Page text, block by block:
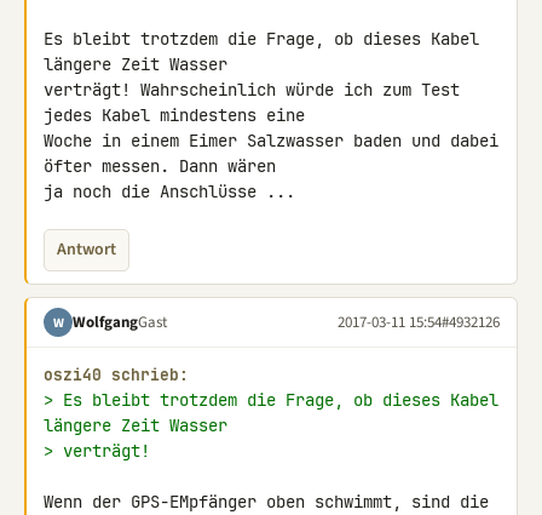
Es bleibt trotzdem die Frage, ob dieses Kabel
längere Zeit Wasser
verträgt! Wahrscheinlich würde ich zum Test
jedes Kabel mindestens eine
Woche in einem Eimer Salzwasser baden und dabei
öfter messen. Dann wären
ja noch die Anschlüsse ...
Antwort
W WolfgangGast 2017-03-11 15:54#4932126
oszi40 schrieb:
> Es bleibt trotzdem die Frage, ob dieses Kabel
längere Zeit Wasser
> verträgt!
Wenn der GPS-EMpfänger oben schwimmt, sind die